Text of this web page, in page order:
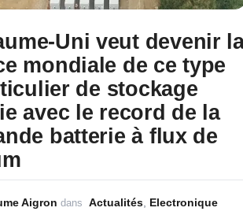
Uni veut devenir
mondiale de ce type
de stockage
avec le record de la
batterie à flux de
Aigron dans Actualités Electronique